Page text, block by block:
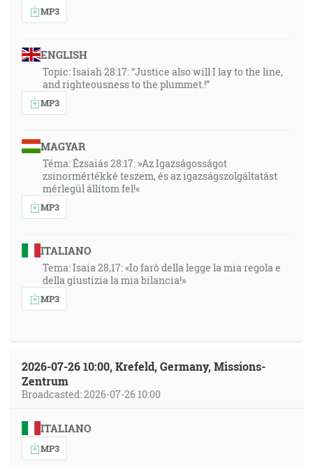
MP3
ENGLISH
Topic: Isaiah 28:17: “Justice also will I lay to the line,
and righteousness to the plummet.!”
MP3
MAGYAR
Téma: Ézsaiás 28:17: »Az Igazságosságot
zsinormértékké teszem, és az igazságszolgáltatást
mérlegül állítom fel!«
MP3
ITALIANO
Tema: Isaia 28,17: «Io farò della legge la mia regola e
della giustizia la mia bilancia!»
MP3
2026-07-26 10:00, Krefeld, Germany, Missions-
Zentrum
Broadcasted: 2026-07-26 10:00
ITALIANO
MP3